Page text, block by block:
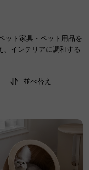
ット家具・ペット用品を
、インテリアに調和する
並べ替え